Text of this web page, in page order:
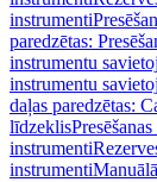
instrumenti
paredzētas:
instrumentu
instrumentu
daļas paredzētas:
līdzeklis
instrumenti
instrumenti